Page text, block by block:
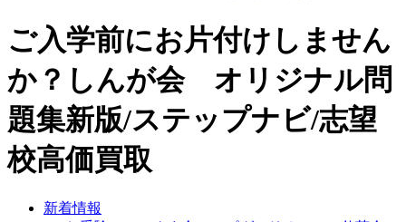
ご入学前にお片付けしません
か？しんが会 オリジナル問
題集新版/ステップナビ/志望
校高価買取
新着情報